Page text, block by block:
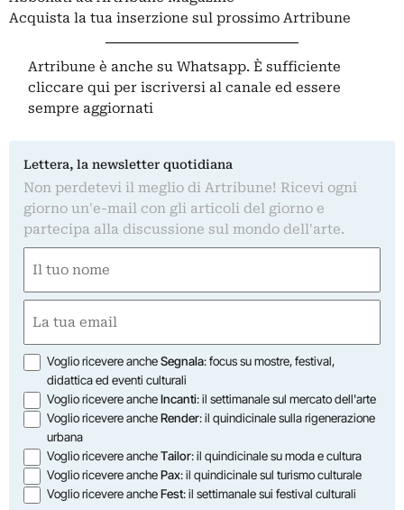
Acquista la tua inserzione sul prossimo Artribune
Artribune è anche su Whatsapp. È sufficiente
cliccare qui per iscriversi al canale ed essere
sempre aggiornati
Lettera, la newsletter quotidiana
Non perdetevi il meglio di Artribune! Ricevi ogni
giorno un'e-mail con gli articoli del giorno e
partecipa alla discussione sul mondo dell'arte.
(Obbligatorio)
Nome
(Obbligatorio)
Opzioni
Voglio ricevere ancheSegnala: focus su mostre, festival,
didattica ed eventi culturali
Voglio ricevere ancheIncanti: il settimanale sul mercato dell'arte
Voglio ricevere ancheRender: il quindicinale sulla rigenerazione
urbana
Voglio ricevere ancheTailor: il quindicinale su moda e cultura
Voglio ricevere anchePax: il quindicinale sul turismo culturale
Voglio ricevere ancheFest: il settimanale sui festival culturali